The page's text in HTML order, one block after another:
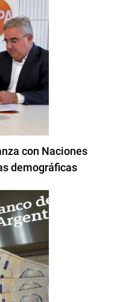
con Naciones
demográficas